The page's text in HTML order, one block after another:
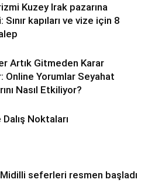
Kuzey Irak pazarına
Sınır kapıları ve vize için 8
Artık Gitmeden Karar
Online Yorumlar Seyahat
Nasıl Etkiliyor?
Noktaları
seferleri resmen başladı